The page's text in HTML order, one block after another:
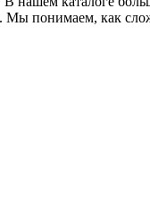
понимаем, как